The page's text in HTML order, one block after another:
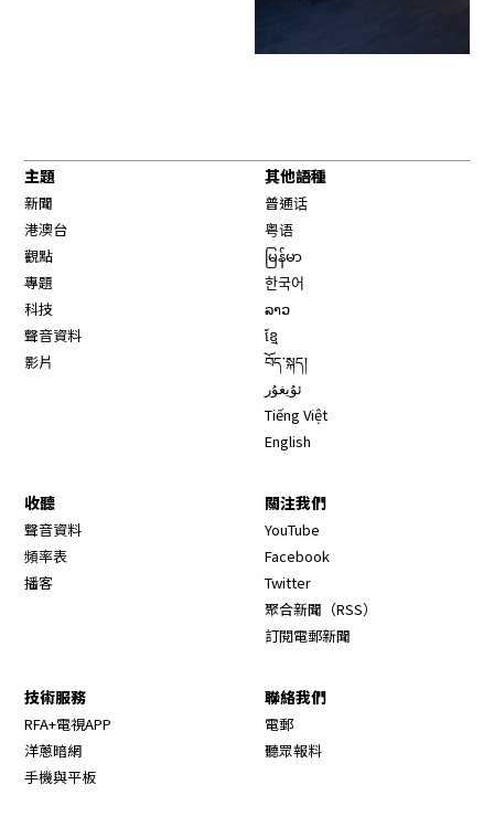
主題
新聞
港澳台
觀點
專題
科技
聲音資料
影片
其他語種
普通话
粤语
မြန်မာ
한국어
ລາວ
ខ្មែ
བོད་སྐད།
ئۇيغۇر
Tiếng Việt
English
收聽
聲音資料
頻率表
播客
關注我們
YouTube
Facebook
Twitter
聚合新聞（RSS）
訂閱電郵新聞
技術服務
RFA+電視APP
洋蔥暗網
手機與平板
聯絡我們
電郵
聽眾報料